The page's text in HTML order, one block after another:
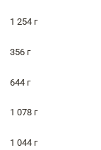
1 254 г
356 г
644 г
1 078 г
1 044 г